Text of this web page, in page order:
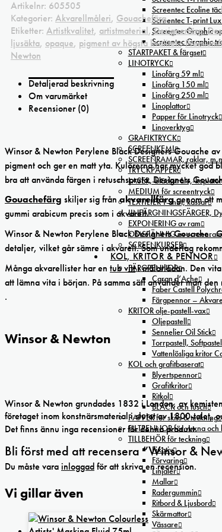
Screentec Ecoline
Screentec T-print
Screentec Graphic
Screentec Graphic
STARTPAKET & färgset
LINOTRYCK
Linofärg 59 ml
Linofärg 150 ml
Linofärg 250 ml
Linoplattor
Papper för Linotryck
Linoverktyg
GRAFIKTRYCK
SCREENKEMI
SCREENRAMAR, raklar,
TRYCKPAPPER
LASER,-bläckstråle,-
MEDIUM för screentryck
TEXTILIER T-shirt, kassar
IINFÄRGNINGSFÄRGER,
EXPONERING av ram
OMSPÄNNIG av screenram
SCREENKURSER
KOL, KRITOR & PENNOR
FÄRGPENNOR
Caran d’Ache
Faber Castell
Färgpennor –
KRITOR olje-pastell-vax
Oljepastell
Sennelier Oil Stick
Torrpastell,
Vattenlösliga kritor
KOL och grafitbaserat
Blyertspennor
Grafitkritor
Ritkol
BLÄCK och tusch
PAPPER för skiss & teckning
FILTPENNOR för vuxna och
TILLBEHÖR för teckning
Fixativ
Förvaring
Linjaler
Mallar
Radergummin
Ritbord & Ljusbord
Skärmattor
Vässare
Artikelnr: 605505
Kategorier: Akvarellmåleri, Gouachefärg
Etiketter: Artistkvalitet, artistmaterial,Designerfärg,
ljusäkta, opaque, pigment av högsta kvalitet.,
Newton
Detaljerad beskrivning
Om varumärket
Recensioner (0)
Winsor & Newton Perylene Black Designers Gouache
pigment och ger en matt yta. Kulörerna har mycket god
bra att använda färgen i retuschspruta. Designers
Gouachefärg skiljer sig frånakvarellfärggenom att
gummi arabicum precis som i akvarell.
Winsor & Newton Perylene Black Designers Gouache.
detaljer, vilket går sämre i akvarell. Som underlag
Många akvarellister har en tub vitti målarlådan. Den vita
att lämna vita i början. På samma sätt använder man
.
Winsor & Newton
Winsor & Newton grundades 1832 i London, av
företaget inom konstnärsmaterial i slutet av 1800-talet,
Det finns ännu inga recensioner för denna produkt.
Bli först med att recensera ”Winsor &
Du måste varainloggadför att skriva en recension.
Vi gillar även